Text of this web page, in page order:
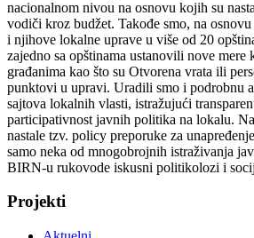
nacionalnom nivou na osnovu kojih su
vodiči kroz budžet. Takođe smo, na osnovu
i njihove lokalne uprave u više od 20
zajedno sa opštinama ustanovili nove
građanima kao što su Otvorena vrata ili
punktovi u upravi. Uradili smo i podrobnu
sajtova lokalnih vlasti, istražujući
participativnost javnih politika na lokalu.
nastale tzv. policy preporuke za
samo neka od mnogobrojnih istraživanja
BIRN-u rukovode iskusni politikolozi i
Projekti